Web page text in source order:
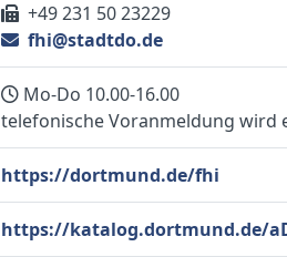
+49 231 50 23229
fhi@stadtdo.de
Mo-Do 10.00-16.00
telefonische Voranmeldung wird
https://dortmund.de/fhi
https://katalog.dortmund.de/